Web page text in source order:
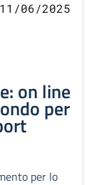
11/06/2025
on line
per
per lo